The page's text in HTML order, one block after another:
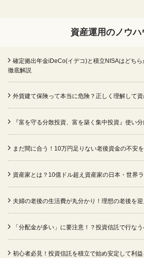
資産運用のノウハ
確定拠出年金iDeCo(イデコ)と積立NISAはどちら
徹底解説
外貨建て保険って本当に危険？正しく理解して
『富を守る分散投資、富を築く集中投資』使い
まだ間に合う！10万円足りない老後資金の不安
資産家とは？10億ドル超え資産家の日本・世界
夫婦の老後の生活費が丸分かり！理想の老後を
「分配金が多い」に要注意！？投資信託で行な
初心者必見！投資信託を積立で始め安定して利